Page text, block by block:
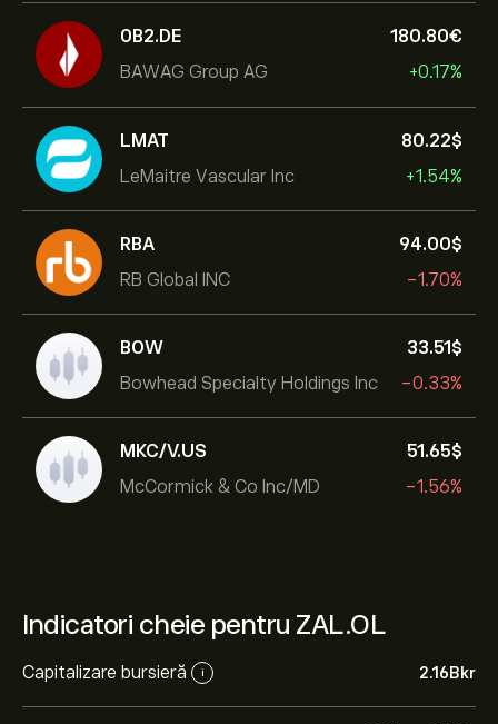
0B2.DE
BAWAG Group AG
180.80‎€‎
+0.17%
LMAT
LeMaitre Vascular Inc
80.22‎$‎
+1.54%
RBA
RB Global INC
94.00‎$‎
-1.70%
BOW
Bowhead Specialty Holdings Inc
33.51‎$‎
-0.33%
MKC/V.US
McCormick & Co Inc/MD
51.65‎$‎
-1.56%
Indicatori cheie pentru ZAL.OL
Capitalizare bursieră i 2.16B‎kr‎